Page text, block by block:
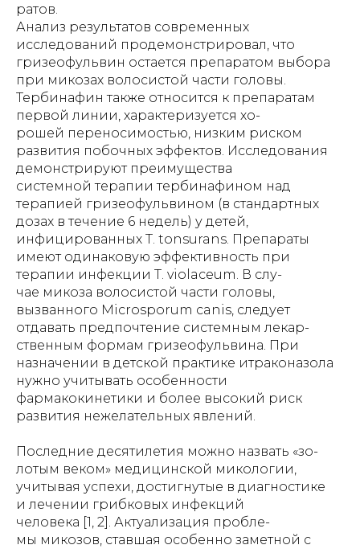
ратов.
Анализ результатов современных
исследований продемонстрировал, что
гризеофульвин остается препаратом выбора
при микозах волосистой части головы.
Тербинафин также относится к препаратам
первой линии, характеризуется хо-
рошей переносимостью, низким риском
развития побочных эффектов. Исследования
демонстрируют преимущества
системной терапии тербинафином над
терапией гризеофульвином (в стандартных
дозах в течение 6 недель) у детей,
инфицированных T. tonsurans. Препараты
имеют одинаковую эффективность при
терапии инфекции T. violaceum. В слу-
чае микоза волосистой части головы,
вызванного Microsporum canis, следует
отдавать предпочтение системным лекар-
ственным формам гризеофульвина. При
назначении в детской практике итраконазола
нужно учитывать особенности
фармакокинетики и более высокий риск
развития нежелательных явлений.
Последние десятилетия можно назвать «зо-
лотым веком» медицинской микологии,
учитывая успехи, достигнутые в диагностике
и лечении грибковых инфекций
человека [1, 2]. Актуализация пробле-
мы микозов, ставшая особенно заметной с